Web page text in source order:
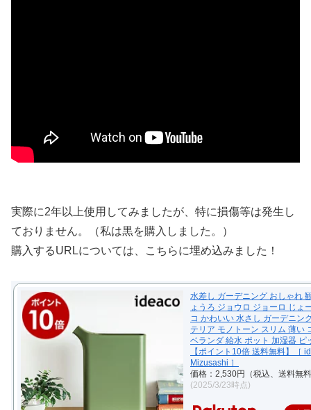
実際に2年以上使用してみましたが、特に損傷等は発生し
ておりません。（私は黒を購入しました。）
購入するURLについては、こちらに埋め込みました！
水差し ガーデニング おしゃれ
ょうろ ジョウロ ジョーロ じょ
コ かわいい 水さし ガーデニン
テリア モノトーン スリム 薄い
ベランダ 給水 ポット 加湿器 ピ
【ポイント10倍 送料無料】［
Mizusashi ］
価格：2,530円（税込、送料無
(2025/3/23時点)